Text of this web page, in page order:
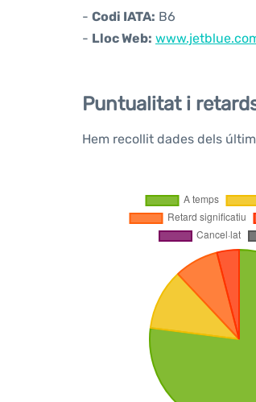
- Codi IATA: B6
- Lloc Web:
Puntualitat i
Hem recollit dades dels